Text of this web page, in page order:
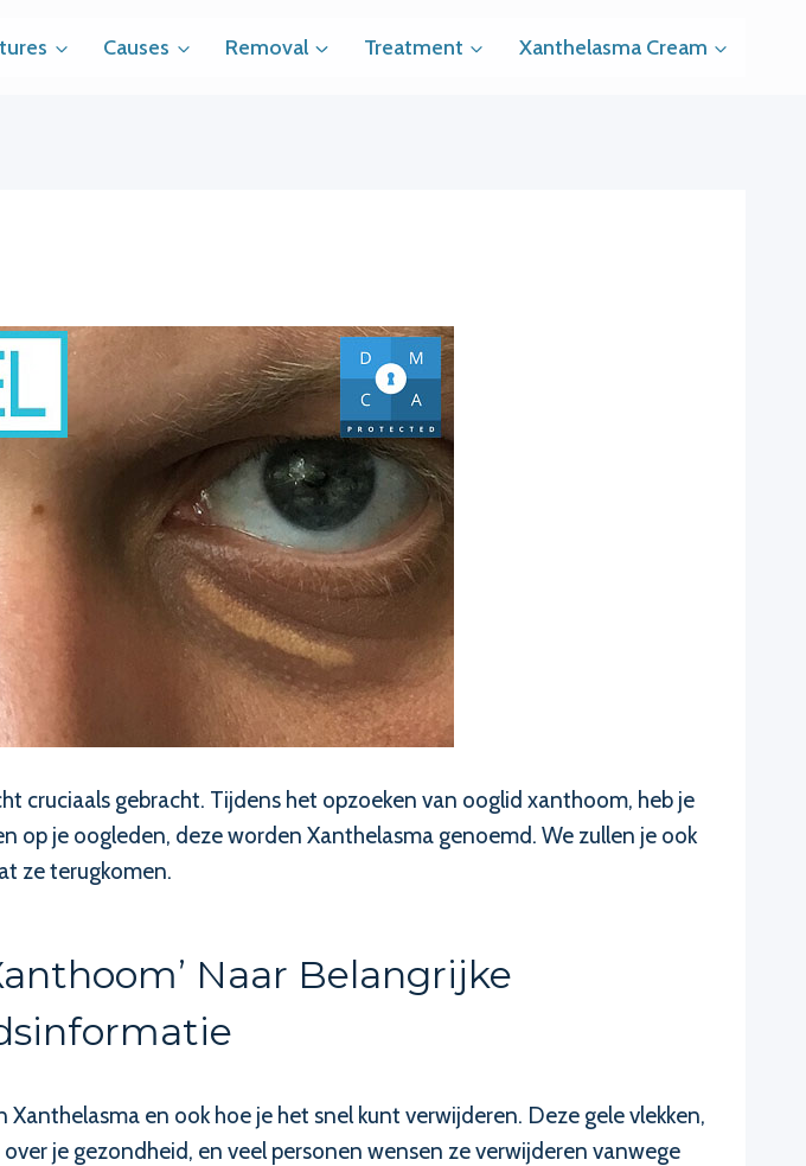
Causes Removal Treatment Xanthelasma Cream
cruciaals gebracht. Tijdens het opzoeken van ooglid xanthoom, heb je
op je oogleden, deze worden Xanthelasma genoemd. We zullen je ook
ze terugkomen.
Naar Belangrijke
en ook hoe je het snel kunt verwijderen. Deze gele vlekken,
je gezondheid, en veel personen wensen ze verwijderen vanwege